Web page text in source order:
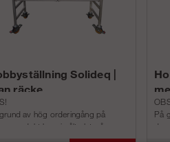
Solideq |
räcke
av hög orderingång på
produkt har vi sålt slut på
till denna ställning.
På